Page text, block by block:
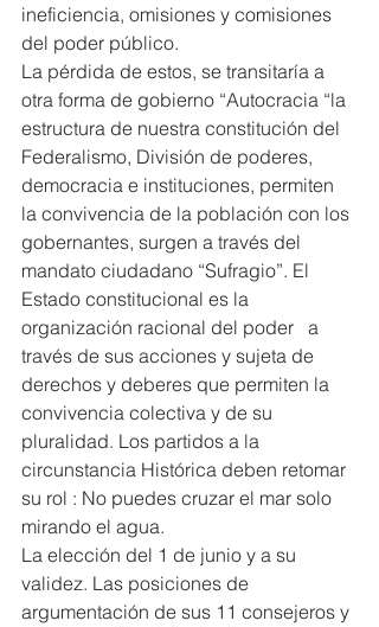
ineficiencia, omisiones y comisiones
del poder público.
La pérdida de estos, se transitaría a
otra forma de gobierno “Autocracia “la
estructura de nuestra constitución del
Federalismo, División de poderes,
democracia e instituciones, permiten
la convivencia de la población con los
gobernantes, surgen a través del
mandato ciudadano “Sufragio”. El
Estado constitucional es la
organización racional del poder   a
través de sus acciones y sujeta de
derechos y deberes que permiten la
convivencia colectiva y de su
pluralidad. Los partidos a la
circunstancia Histórica deben retomar
su rol : No puedes cruzar el mar solo
mirando el agua.
La elección del 1 de junio y a su
validez. Las posiciones de
argumentación de sus 11 consejeros y